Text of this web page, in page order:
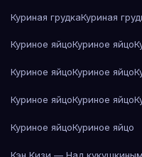
Куриная грудкаКуриная
Куриное яйцоКуриное яйцо
Куриное яйцоКуриное яйцо
Куриное яйцоКуриное яйцо
Куриное яйцоКуриное яйцо
Кэн Кизи — Над